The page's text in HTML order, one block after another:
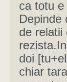
ca totu e
Depinde
de relatii
doi
chiar